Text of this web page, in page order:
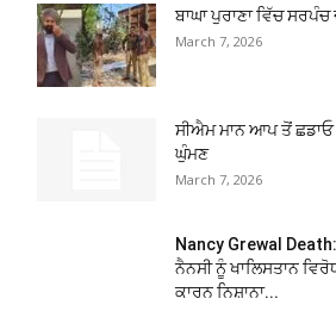
ਬਾਘਾ ਪੁਰਾਣਾ ਵਿੱਚ
March 7, 2026
ਸੀਐਮ ਮਾਨ ਆਪ ਤੋਂ ਛਡਾਓ
ਘੁੰਮਣ
March 7, 2026
Nancy Grewal
ਨੈਨਸੀ ਨੂੰ ਖਾਲਿਸਤਾਨ
ਕਾਰਨ ਨਿਸ਼ਾਨਾ...